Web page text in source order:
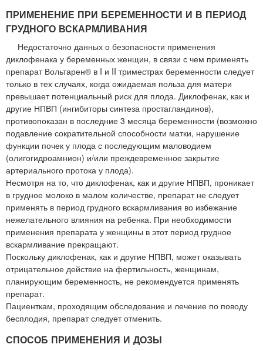
ПРИМЕНЕНИЕ ПРИ БЕРЕМЕННОСТИ И В ПЕРИОД
ГРУДНОГО ВСКАРМЛИВАНИЯ
Недостаточно данных о безопасности применения
диклофенака у беременных женщин, в связи с чем применять
препарат Вольтарен® в I и II триместрах беременности следует
только в тех случаях, когда ожидаемая польза для матери
превышает потенциальный риск для плода. Диклофенак, как и
другие НПВП (ингибиторы синтеза простагландинов),
противопоказан в последние 3 месяца беременности (возможно
подавление сократительной способности матки, нарушение
функции почек у плода с последующим маловодием
(олигогидроамнион) и/или преждевременное закрытие
артериального протока у плода).
Несмотря на то, что диклофенак, как и другие НПВП, проникает
в грудное молоко в малом количестве, препарат не следует
применять в период грудного вскармливания во избежание
нежелательного влияния на ребенка. При необходимости
применения препарата у женщины в этот период грудное
вскармливание прекращают.
Поскольку диклофенак, как и другие НПВП, может оказывать
отрицательное действие на фертильность, женщинам,
планирующим беременность, не рекомендуется применять
препарат.
Пациенткам, проходящим обследование и лечение по поводу
бесплодия, препарат следует отменить.
СПОСОБ ПРИМЕНЕНИЯ И ДОЗЫ